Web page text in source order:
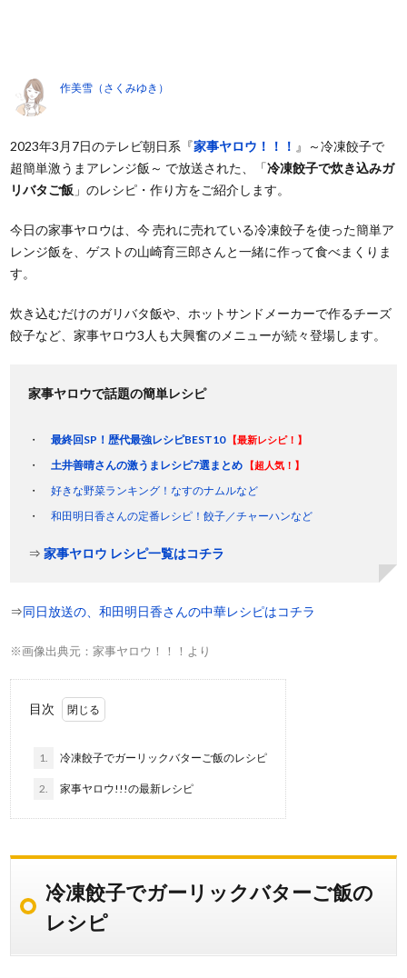
作美雪（さくみゆき）
2023年3月7日のテレビ朝日系『家事ヤロウ！！！ 』～冷凍餃子で
超簡単激うまアレンジ飯～ で放送された、「冷凍餃子で炊き込みガ
リバタご飯 」のレシピ・作り方をご紹介します。
今日の家事ヤロウは、今 売れに売れている冷凍餃子を使った簡単ア
レンジ飯を、ゲストの山崎育三郎さんと一緒に作って食べまくりま
す。
炊き込むだけのガリバタ飯や、ホットサンドメーカーで作るチーズ
餃子など、家事ヤロウ3人も大興奮のメニューが続々登場します。
家事ヤロウで話題の簡単レシピ
最終回SP！歴代最強レシピBEST10 【最新レシピ！】
土井善晴さんの激うまレシピ7選まとめ 【超人気！】
好きな野菜ランキング！なすのナムルなど
和田明日香さんの定番レシピ！餃子／チャーハンなど
⇒家事ヤロウ レシピ一覧はコチラ
⇒同日放送の、和田明日香さんの中華レシピはコチラ
※画像出典元：家事ヤロウ！！！より
目次
1. 冷凍餃子でガーリックバターご飯のレシピ
2. 家事ヤロウ!!!の最新レシピ
冷凍餃子でガーリックバターご飯の
レシピ